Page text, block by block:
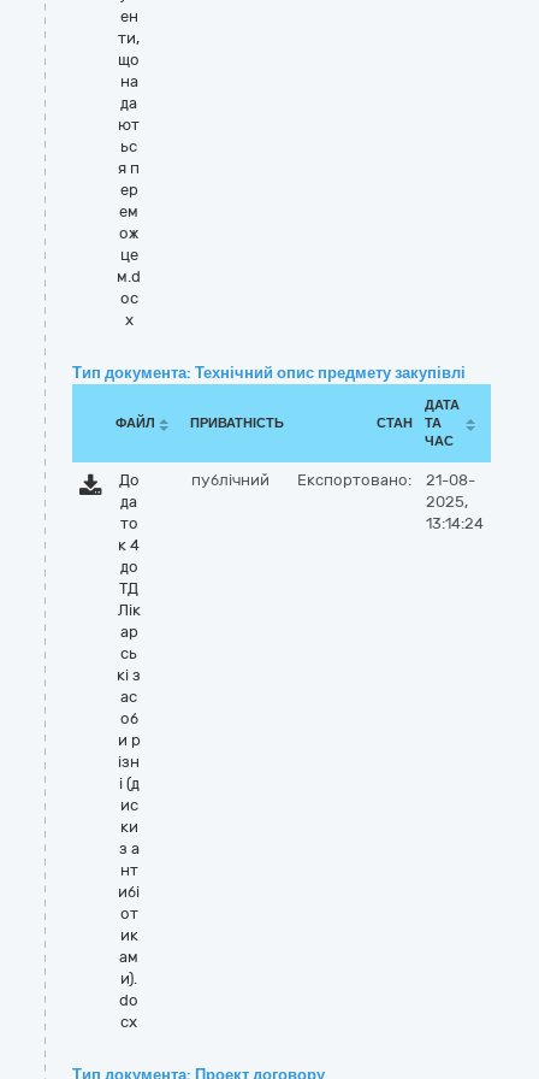
ен
ти,
що
на
да
ют
ьс
я п
ер
ем
ож
це
м.d
oc
x
Тип документа: Технічний опис предмету закупівлі
ФАЙЛ ПРИВАТНІСТЬ СТАН
ДАТА
ТА
ЧАС
До
да
то
к 4
до
ТД
Лік
ар
сь
кі з
ас
об
и р
ізн
і (д
ис
ки
з а
нт
ибі
от
ик
ам
и).
do
cx
публічний Експортовано:
21-08-
2025,
13:14:24
Тип документа: Проект договору